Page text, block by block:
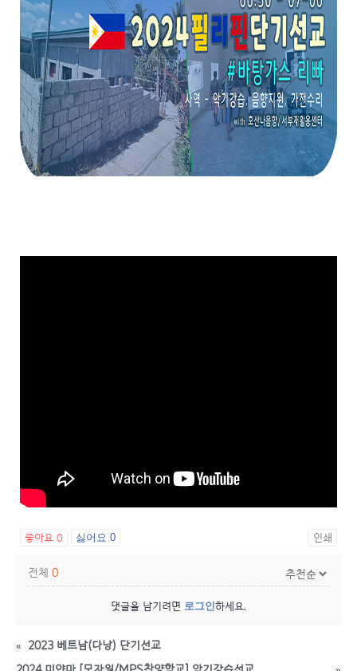
좋아요 0 싫어요 0 인쇄
전체 0
댓글을 남기려면 로그인하세요.
« 2023 베트남(다낭) 단기선교